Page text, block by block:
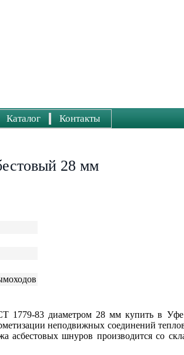
Каталог Контакты
28 мм
1779-83 диаметром 28 мм купить в
неподвижных соединений
асбестовых шнуров производится со